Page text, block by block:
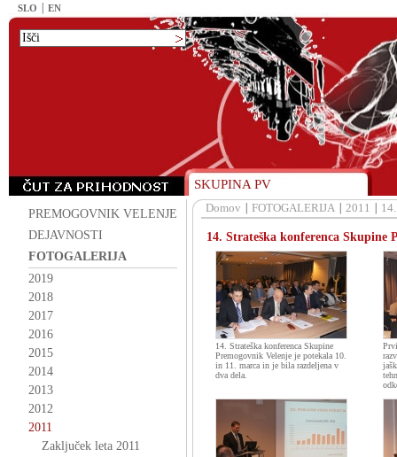
SLO EN
SKUPINA PV
PREMOGOVNIK VELENJE
DEJAVNOSTI
FOTOGALERIJA
2019
2018
2017
2016
2015
2014
2013
2012
2011
Zaključek leta 2011
Domov FOTOGALERIJA 2011
14. Strateška konferenca Skupine
14. Strateška konferenca Skupine
Premogovnik Velenje je potekala 10.
in 11. marca in je bila razdeljena v
dva dela.